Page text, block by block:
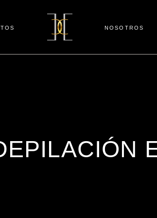
NOSOTROS